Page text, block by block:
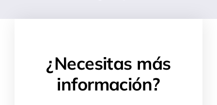
¿Necesitas más
información?